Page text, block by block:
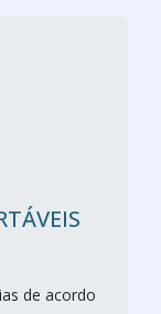
de acordo